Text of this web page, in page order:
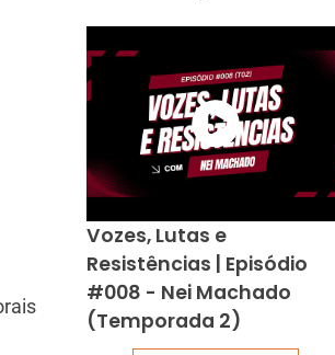
Vozes, Lutas e
Resistências | Episódio
#008 - Nei Machado
(Temporada 2)